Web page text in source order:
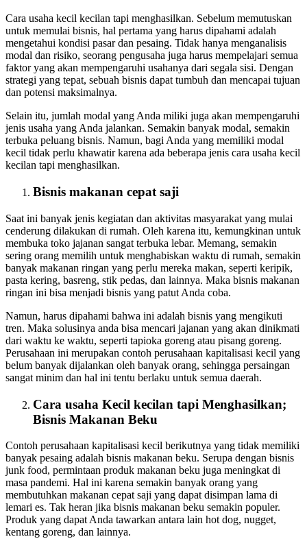
Cara usaha kecil kecilan tapi menghasilkan. Sebelum memutuskan
untuk memulai bisnis, hal pertama yang harus dipahami adalah
mengetahui kondisi pasar dan pesaing. Tidak hanya menganalisis
modal dan risiko, seorang pengusaha juga harus mempelajari semua
faktor yang akan mempengaruhi usahanya dari segala sisi. Dengan
strategi yang tepat, sebuah bisnis dapat tumbuh dan mencapai tujuan
dan potensi maksimalnya.
Selain itu, jumlah modal yang Anda miliki juga akan mempengaruhi
jenis usaha yang Anda jalankan. Semakin banyak modal, semakin
terbuka peluang bisnis. Namun, bagi Anda yang memiliki modal
kecil tidak perlu khawatir karena ada beberapa jenis cara usaha kecil
kecilan tapi menghasilkan.
Bisnis makanan cepat saji
Saat ini banyak jenis kegiatan dan aktivitas masyarakat yang mulai
cenderung dilakukan di rumah. Oleh karena itu, kemungkinan untuk
membuka toko jajanan sangat terbuka lebar. Memang, semakin
sering orang memilih untuk menghabiskan waktu di rumah, semakin
banyak makanan ringan yang perlu mereka makan, seperti keripik,
pasta kering, basreng, stik pedas, dan lainnya. Maka bisnis makanan
ringan ini bisa menjadi bisnis yang patut Anda coba.
Namun, harus dipahami bahwa ini adalah bisnis yang mengikuti
tren. Maka solusinya anda bisa mencari jajanan yang akan dinikmati
dari waktu ke waktu, seperti tapioka goreng atau pisang goreng.
Perusahaan ini merupakan contoh perusahaan kapitalisasi kecil yang
belum banyak dijalankan oleh banyak orang, sehingga persaingan
sangat minim dan hal ini tentu berlaku untuk semua daerah.
Cara usaha Kecil kecilan tapi Menghasilkan;
Bisnis Makanan Beku
Contoh perusahaan kapitalisasi kecil berikutnya yang tidak memiliki
banyak pesaing adalah bisnis makanan beku. Serupa dengan bisnis
junk food, permintaan produk makanan beku juga meningkat di
masa pandemi. Hal ini karena semakin banyak orang yang
membutuhkan makanan cepat saji yang dapat disimpan lama di
lemari es. Tak heran jika bisnis makanan beku semakin populer.
Produk yang dapat Anda tawarkan antara lain hot dog, nugget,
kentang goreng, dan lainnya.